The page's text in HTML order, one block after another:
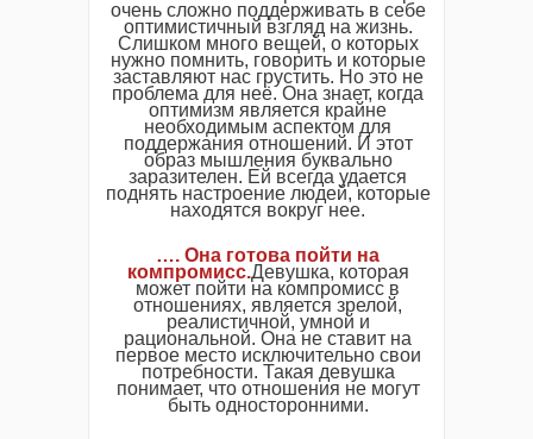
очень сложно поддерживать в себе
оптимистичный взгляд на жизнь.
Слишком много вещей, о которых
нужно помнить, говорить и которые
заставляют нас грустить. Но это не
проблема для неё. Она знает, когда
оптимизм является крайне
необходимым аспектом для
поддержания отношений. И этот
образ мышления буквально
заразителен. Ей всегда удается
поднять настроение людей, которые
находятся вокруг нее.
…. Она готова пойти на
компромисс.Девушка, которая
может пойти на компромисс в
отношениях, является зрелой,
реалистичной, умной и
рациональной. Она не ставит на
первое место исключительно свои
потребности. Такая девушка
понимает, что отношения не могут
быть односторонними.